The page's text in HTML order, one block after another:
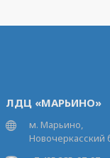
ЛДЦ «МАРЬИНО»
м. Марьино,
Новочеркасский